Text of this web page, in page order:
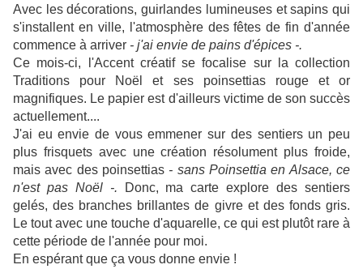
Avec les décorations, guirlandes lumineuses et sapins qui
s'installent en ville, l'atmosphère des fêtes de fin d'année
commence à arriver - j'ai envie de pains d'épices -.
Ce mois-ci, l'Accent créatif se focalise sur la collection
Traditions pour Noël et ses poinsettias rouge et or
magnifiques. Le papier est d'ailleurs victime de son succès
actuellement....
J'ai eu envie de vous emmener sur des sentiers un peu
plus frisquets avec une création résolument plus froide,
mais avec des poinsettias - sans Poinsettia en Alsace, ce
n'est pas Noël -. Donc, ma carte explore des sentiers
gelés, des branches brillantes de givre et des fonds gris.
Le tout avec une touche d'aquarelle, ce qui est plutôt rare à
cette période de l'année pour moi.
En espérant que ça vous donne envie !